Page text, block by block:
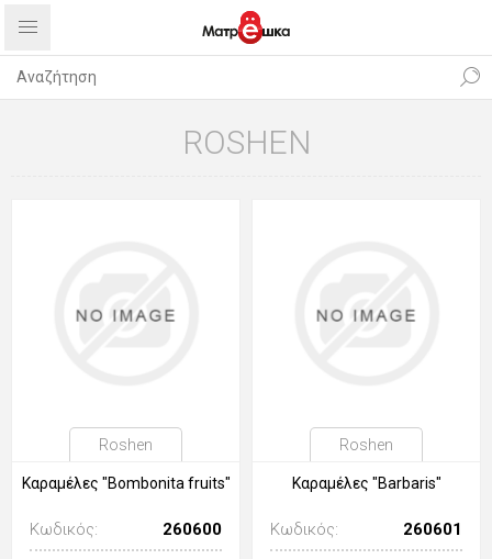
ROSHEN
Roshen
Καραμέλες "Bombonita fruits"
Κωδικός: 260600
Roshen
Καραμέλες "Barbaris"
Κωδικός: 260601